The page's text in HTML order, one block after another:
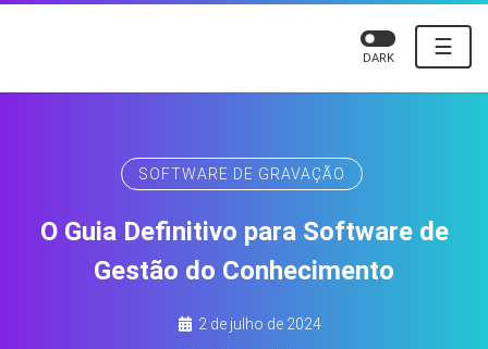
☰
DARK
SOFTWARE DE GRAVAÇÃO
O Guia Definitivo para Software de
Gestão do Conhecimento
2 de julho de 2024